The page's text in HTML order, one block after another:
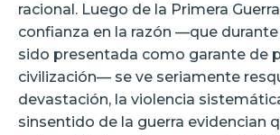
racional. Luego de la Primera
confianza en la razón —que
sido presentada como garante de
civilización— se ve seriamente
devastación, la violencia
sinsentido de la guerra evidencian